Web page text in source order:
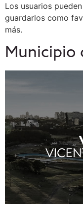
Los usuarios
guardarlos como
más.
Municipio